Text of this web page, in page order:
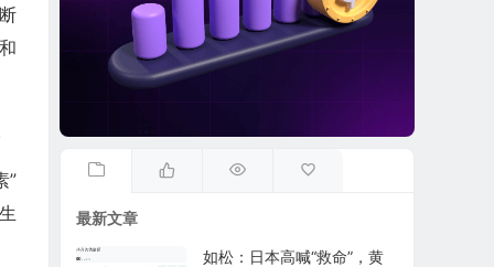
”
最新文章
如松：日本高喊“救命”，黄